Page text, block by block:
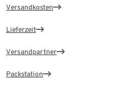
Versandkosten
Lieferzeit
Versandpartner
Packstation